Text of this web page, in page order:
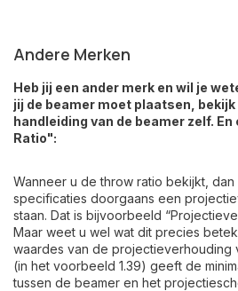
Andere Merken
Heb jij een ander merk en wil je
jij de beamer moet plaatsen, bekijk
handleiding van de beamer zelf.
Ratio":
Wanneer u de throw ratio bekijkt,
specificaties doorgaans een
staan. Dat is bijvoorbeeld
Maar weet u wel wat dit precies
waardes van de projectieverhouding
(in het voorbeeld 1.39) geeft de
tussen de beamer en het